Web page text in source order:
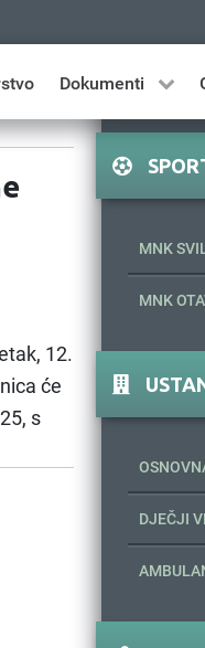
Dokumenti
12.
će
s
MNK
MNK
DJEČJI